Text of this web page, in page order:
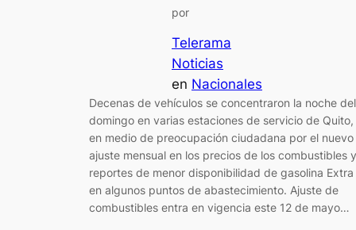
por
Telerama
Noticias
en Nacionales
Decenas de vehículos se concentraron la noche del
domingo en varias estaciones de servicio de Quito,
en medio de preocupación ciudadana por el nuevo
ajuste mensual en los precios de los combustibles y
reportes de menor disponibilidad de gasolina Extra
en algunos puntos de abastecimiento. Ajuste de
combustibles entra en vigencia este 12 de mayo…